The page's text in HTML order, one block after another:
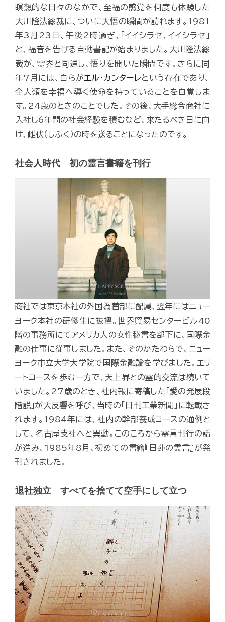
瞑想的な日々のなかで、至福の感覚を何度も体験した
大川隆法総裁に、ついに大悟の瞬間が訪れます。1981
年3月23日、午後2時過ぎ、「イイシラセ、イイシラセ」
と、福音を告げる自動書記が始まりました。大川隆法総
裁が、霊界と同通し、悟りを開いた瞬間です。さらに同
年7月には、自らがエル・カンターレという存在であり、
全人類を幸福へ導く使命を持っていることを自覚しま
す。24歳のときのことでした。その後、大手総合商社に
入社し6年間の社会経験を積むなど、来たるべき日に向
け、雌伏（しふく）の時を送ることになったのです。
社会人時代 初の霊言書籍を刊行
商社では東京本社の外国為替部に配属、翌年にはニュー
ヨーク本社の研修生に抜擢。世界貿易センタービル40
階の事務所にてアメリカ人の女性秘書を部下に、国際金
融の仕事に従事しました。また、そのかたわらで、ニュー
ヨーク市立大学大学院で国際金融論を学びました。エリ
ートコースを歩む一方で、天上界との霊的交流は続いて
いました。27歳のとき、社内報に寄稿した「愛の発展段
階説」が大反響を呼び、当時の「日刊工業新聞」に転載さ
れます。1984年には、社内の幹部養成コースの通例と
して、名古屋支社へと異動。このころから霊言刊行の話
が進み、1985年8月、初めての書籍『日蓮の霊言』が発
刊されました。
退社独立 すべてを捨てて空手にして立つ